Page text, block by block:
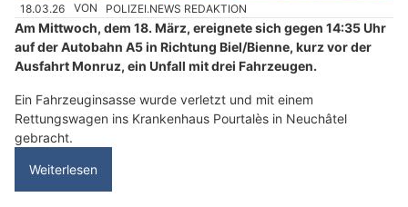
18.03.26 VON POLIZEI.NEWS REDAKTION
Am Mittwoch, dem 18. März, ereignete sich gegen 14:35 Uhr
auf der Autobahn A5 in Richtung Biel/Bienne, kurz vor der
Ausfahrt Monruz, ein Unfall mit drei Fahrzeugen.
Ein Fahrzeuginsasse wurde verletzt und mit einem
Rettungswagen ins Krankenhaus Pourtalès in Neuchâtel
gebracht.
Weiterlesen